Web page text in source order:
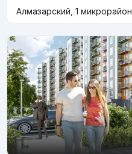
Алмазарский, 1 микрорайон